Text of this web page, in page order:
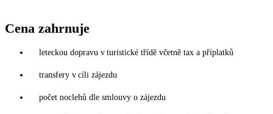
Cena zahrnuje
leteckou dopravu v turistické třídě včetně tax a příplatků
transfery v cíli zájezdu
počet noclehů dle smlouvy o zájezdu